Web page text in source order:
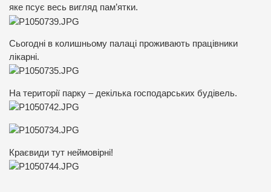
яке псує весь вигляд пам’ятки.
Сьогодні в колишньому палаці проживають працівники
лікарні.
На території парку – декілька господарських будівель.
Краєвиди тут неймовірні!